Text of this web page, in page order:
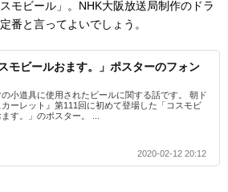
モビール」。NHK大阪放送局制作のドラ
番と言ってよいでしょう。
スモビールおます。」ポスターのフォン
の小道具に使用されたビールに関する話です。 朝ド
カーレット』第111回に初めて登場した「コスモビ
す。」のポスター。 ...
2020-02-12 20:12